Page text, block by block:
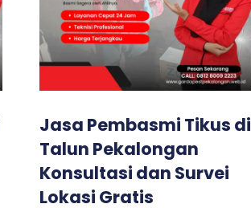
Jasa Pembasmi Tikus di
Talun Pekalongan
Konsultasi dan Survei
Lokasi Gratis